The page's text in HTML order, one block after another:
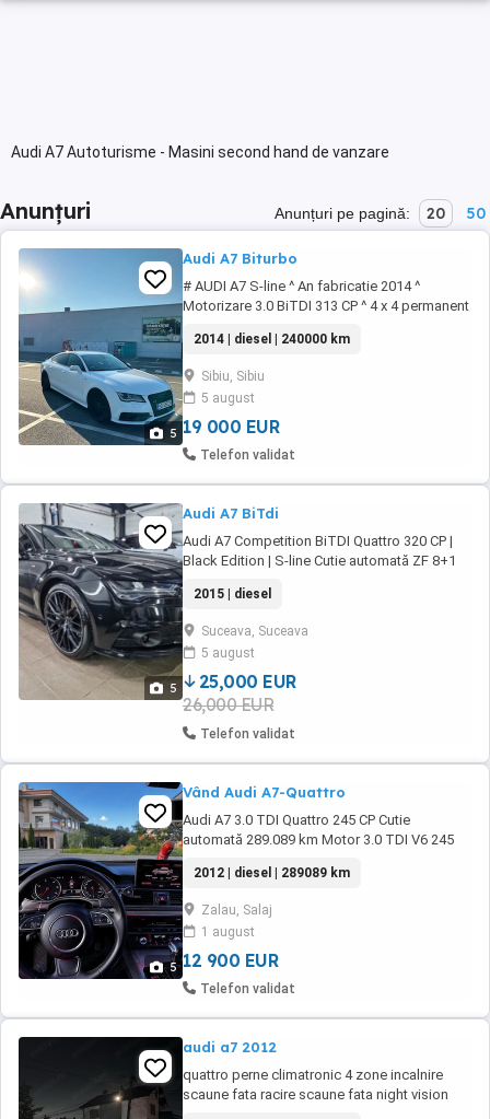
Audi A7 Autoturisme - Masini second hand de vanzare
Anunțuri Anunțuri pe pagină: 20 50
5
Audi A7 Biturbo
# AUDI A7 S-line ^ An fabricatie 2014 ^
Motorizare 3.0 BiTDI 313 CP ^ 4 x 4 permanent
240 mii km # Stare tehnica si estetica
exceptionala, distribuție schimbata, masina
nu are absolut nicio pierdere, discuri plăcuțe
noi față spate, practic nu există ...
2014 | diesel | 240000 km
Sibiu, Sibiu
5 august
19 000 EUR
Telefon validat
5
Audi A7 BiTdi
Audi A7 Competition BiTDI Quattro 320 CP |
Black Edition | S-line Cutie automată ZF 8+1
km REALI istoric AUDI online (ofer serie șasiu)
Înmatriculată nov. 2024 Dotări de top: Bang &
Olufsen Suspensie AER (Efficiency Comfort ...
2015 | diesel
Suceava, Suceava
5 august
25,000 EUR
26,000 EUR
Telefon validat
5
Vând Audi A7-Quattro
Audi A7 3.0 TDI Quattro 245 CP Cutie
automată 289.089 km Motor 3.0 TDI V6 245
R20 Anvelope noi Faruri Matrix LED Volan
sport Lumini ambientale LED Scaune din piele
cu încălzire față Folii pe geamurile spate Audi
Drive Select Sistem ...
2012 | diesel | 289089 km
Zalau, Salaj
1 august
12 900 EUR
Telefon validat
audi a7 2012
quattro perne climatronic 4 zone incalnire
scaune fata racire scaune fata night vision